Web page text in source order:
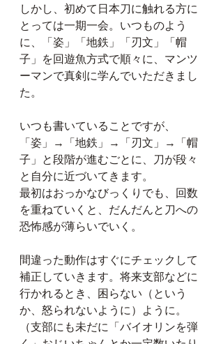
しかし、初めて日本刀に触れる方に
とっては一期一会。いつものよう
に、「姿」「地鉄」「刃文」「帽
子」を回遊魚方式で順々に、マンツ
ーマンで真剣に学んでいただきまし
た。
いつも書いていることですが、
「姿」→「地鉄」→「刃文」→「帽
子」と段階が進むごとに、刀が段々
と自分に近づいてきます。
最初はおっかなびっくりでも、回数
を重ねていくと、だんだんと刀への
恐怖感が薄らいでいく。
間違った動作はすぐにチェックして
補正していきます。将来支部などに
行かれるとき、困らない（という
か、怒られないように）ように。
（支部にも未だに「バイオリンを弾